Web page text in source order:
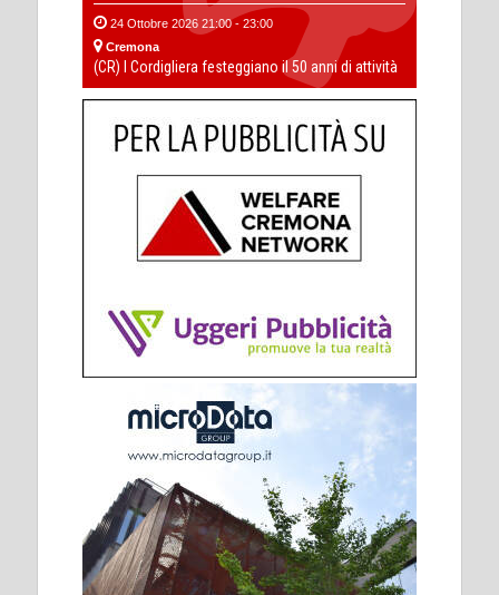
24 Ottobre 2026 21:00 - 23:00
Cremona
(CR) I Cordigliera festeggiano il 50 anni di attività